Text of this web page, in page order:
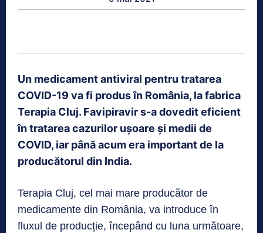
Un medicament antiviral pentru tratarea
COVID-19 va fi produs în România, la fabrica
Terapia Cluj. Favipiravir s-a dovedit eficient
în tratarea cazurilor ușoare și medii de
COVID, iar până acum era important de la
producătorul din India.
Terapia Cluj, cel mai mare producător de
medicamente din România, va introduce în
fluxul de producție, începând cu luna următoare,